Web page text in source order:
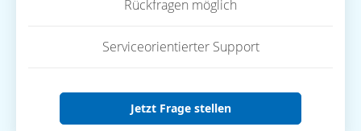
Rückfragen möglich
Serviceorientierter Support
Jetzt Frage stellen